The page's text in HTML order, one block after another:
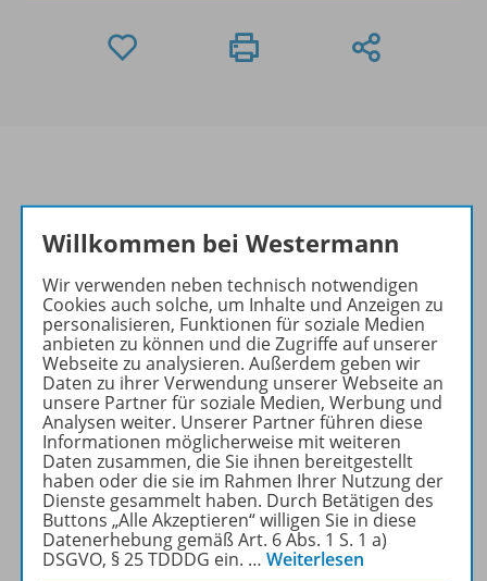
Produktinformationen
Beschreibung
Zugehörige Produkte
Inhaltsverzeichnis
Benachrichtigungs-Service
Willkommen bei Westermann
Wir verwenden neben technisch notwendigen
Cookies auch solche, um Inhalte und Anzeigen zu
personalisieren, Funktionen für soziale Medien
anbieten zu können und die Zugriffe auf unserer
Webseite zu analysieren. Außerdem geben wir
Daten zu ihrer Verwendung unserer Webseite an
unsere Partner für soziale Medien, Werbung und
Analysen weiter. Unserer Partner führen diese
Informationen möglicherweise mit weiteren
Daten zusammen, die Sie ihnen bereitgestellt
haben oder die sie im Rahmen Ihrer Nutzung der
Dienste gesammelt haben. Durch Betätigen des
Buttons „Alle Akzeptieren“ willigen Sie in diese
Datenerhebung gemäß Art. 6 Abs. 1 S. 1 a)
DSGVO, § 25 TDDDG ein. … Weiterlesen